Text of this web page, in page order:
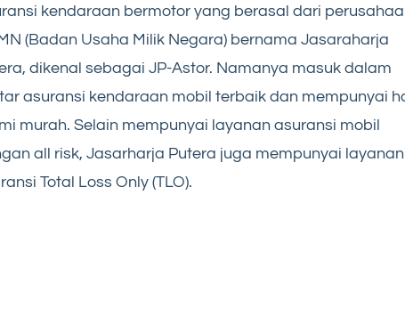
kendaraan bermotor yang berasal dari
(Badan Usaha Milik Negara) bernama Jasaraharja
dikenal sebagai JP-Astor. Namanya masuk dalam
asuransi kendaraan mobil terbaik dan mempunyai
murah. Selain mempunyai layanan asuransi mobil
all risk, Jasarharja Putera juga mempunyai layanan
Total Loss Only (TLO).